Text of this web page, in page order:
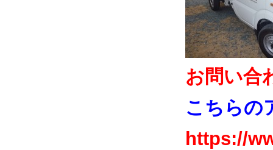
お問い合
こちらの
https://